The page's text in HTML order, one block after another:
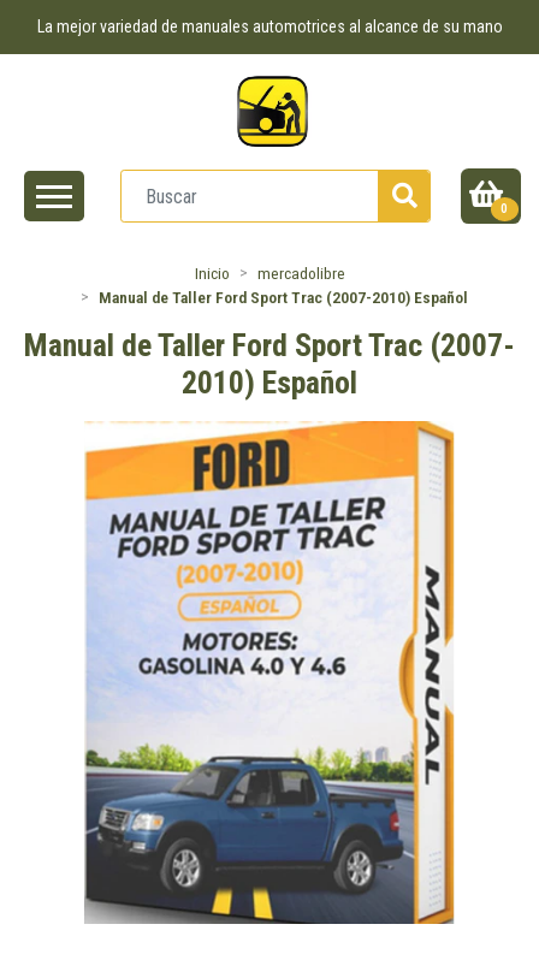
La mejor variedad de manuales automotrices al alcance de su mano
0
Inicio
mercadolibre
Manual de Taller Ford Sport Trac (2007-2010) Español
Manual de Taller Ford Sport Trac (2007-
2010) Español